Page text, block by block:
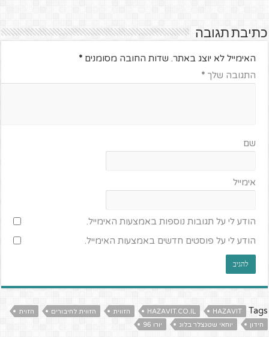
כתיבת תגובה
האימייל לא יוצג באתר. שדות החובה מסומנים*
התגובה שלך*
שם
אימייל
הודע לי על תגובות נוספות באמצעות האימייל.
הודע לי על פוסטים חדשים באמצעות האימייל.
Tags
HAZAVIT
HAZAVIT.CO.IL הזווית הזווית לחיבורים
הזוית
חידון
יוחאי שטנצלר בלוג יורו 96